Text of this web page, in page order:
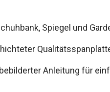
Spiegel und
Anleitung für